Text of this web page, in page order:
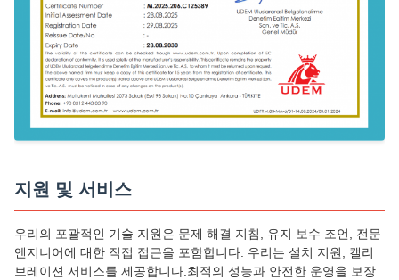
지원 및 서비스
우리의 포괄적인 기술 지원은 문제 해결 지침, 유지 보수 조언, 전문
엔지니어에 대한 직접 접근을 포함합니다. 우리는 설치 지원, 캘리
브레이션 서비스를 제공합니다.최적의 성능과 안전한 운영을 보장